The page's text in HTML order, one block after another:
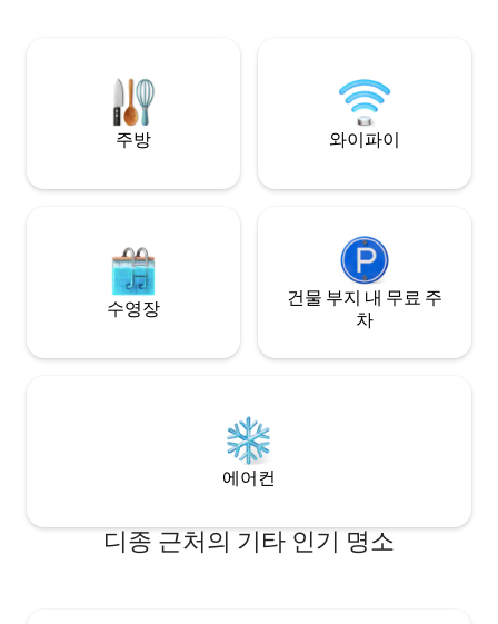
의 고요함과 모든 상점과의 근접성을 감상
할 수 있습니다.
을 드러냅니다!
주방 와이파이
수영장
건물 부지 내 무료 주
차
에어컨
디종 근처의 기타 인기 명소